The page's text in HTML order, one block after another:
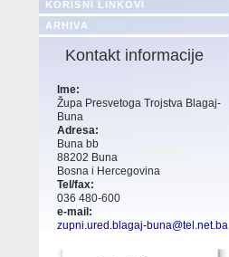
KORISNI LINKOVI
ARHIVA
Kontakt informacije
Ime:
Župa Presvetoga Trojstva Blagaj-
Buna
Adresa:
Buna bb
88202 Buna
Bosna i Hercegovina
Tel/fax:
036 480-600
e-mail:
zupni.ured.blagaj-buna@tel.net.ba